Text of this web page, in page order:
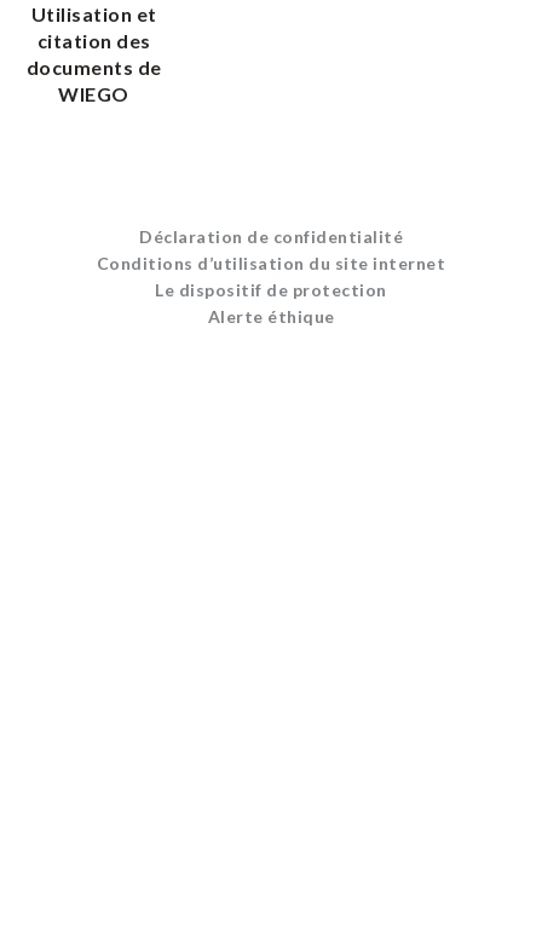
Utilisation et
citation des
documents de
WIEGO
Déclaration de confidentialité
Conditions d’utilisation du site internet
Le dispositif de protection
Alerte éthique